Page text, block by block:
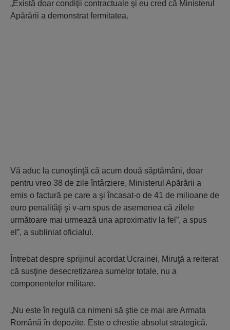
„Există doar condiţii contractuale şi eu cred că Ministerul
Apărării a demonstrat fermitatea.
Vă aduc la cunoştinţă că acum două săptămâni, doar
pentru vreo 38 de zile întârziere, Ministerul Apărării a
emis o factură pe care a şi încasat-o de 41 de milioane de
euro penalităţi şi v-am spus de asemenea că zilele
următoare mai urmează una aproximativ la fel”, a spus
el”, a subliniat oficialul.
Întrebat despre sprijinul acordat Ucrainei, Miruţă a reiterat
că susţine desecretizarea sumelor totale, nu a
componentelor militare.
„Nu este în regulă ca nimeni să ştie ce mai are Armata
Română în depozite. Este o chestie absolut strategică.